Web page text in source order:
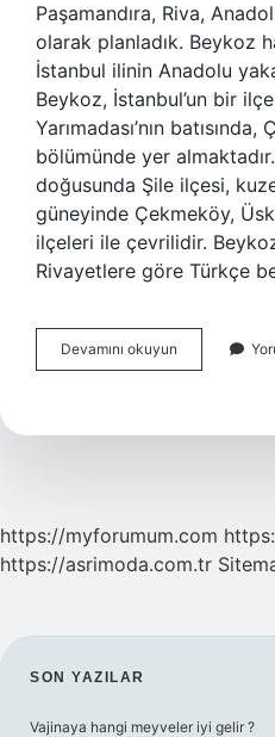
Paşamandıra, Riva,
olarak planladık. Beykoz
İstanbul ilinin Anadolu
Beykoz, İstanbul’un bir
Yarımadası’nın
bölümünde yer
doğusunda Şile ilçesi,
güneyinde Çekmeköy,
ilçeleri ile çevrilidir.
Rivayetlere göre Türkçe
Devamını okuyun Beykozda
Hangi
https://myforumum.com
https://asrimoda.com.tr
SIDEBAR
SON YAZILAR
Vajinaya hangi meyveler iyi gelir ?